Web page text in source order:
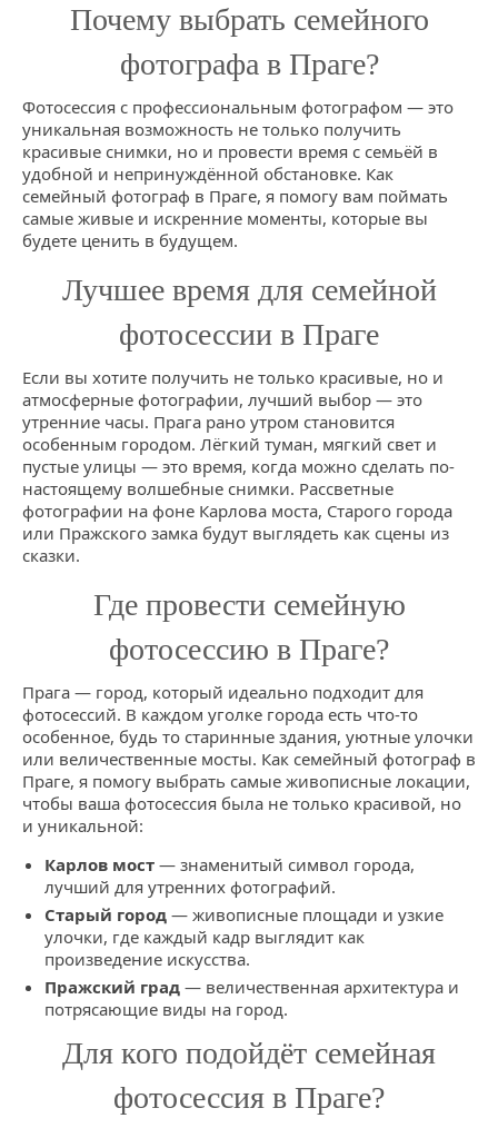
Почему выбрать семейного
фотографа в Праге?
Фотосессия с профессиональным фотографом — это
уникальная возможность не только получить
красивые снимки, но и провести время с семьёй в
удобной и непринуждённой обстановке. Как
семейный фотограф в Праге, я помогу вам поймать
самые живые и искренние моменты, которые вы
будете ценить в будущем.
Лучшее время для семейной
фотосессии в Праге
Если вы хотите получить не только красивые, но и
атмосферные фотографии, лучший выбор — это
утренние часы. Прага рано утром становится
особенным городом. Лёгкий туман, мягкий свет и
пустые улицы — это время, когда можно сделать по-
настоящему волшебные снимки. Рассветные
фотографии на фоне Карлова моста, Старого города
или Пражского замка будут выглядеть как сцены из
сказки.
Где провести семейную
фотосессию в Праге?
Прага — город, который идеально подходит для
фотосессий. В каждом уголке города есть что-то
особенное, будь то старинные здания, уютные улочки
или величественные мосты. Как семейный фотограф в
Праге, я помогу выбрать самые живописные локации,
чтобы ваша фотосессия была не только красивой, но
и уникальной:
Карлов мост — знаменитый символ города,
лучший для утренних фотографий.
Старый город — живописные площади и узкие
улочки, где каждый кадр выглядит как
произведение искусства.
Пражский град — величественная архитектура и
потрясающие виды на город.
Для кого подойдёт семейная
фотосессия в Праге?